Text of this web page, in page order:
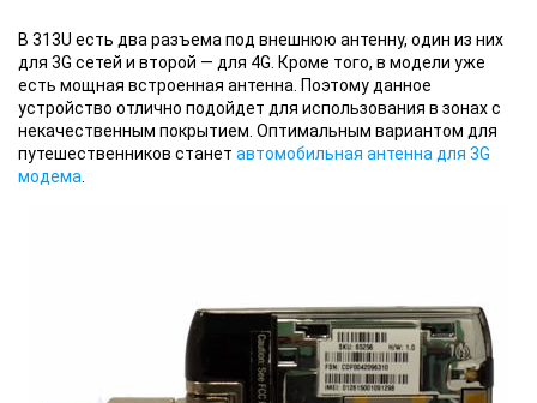
В 313U есть два разъема под внешнюю антенну, один из них
для 3G сетей и второй — для 4G. Кроме того, в модели уже
есть мощная встроенная антенна. Поэтому данное
устройство отлично подойдет для использования в зонах с
некачественным покрытием. Оптимальным вариантом для
путешественников станет автомобильная антенна для 3G
модема